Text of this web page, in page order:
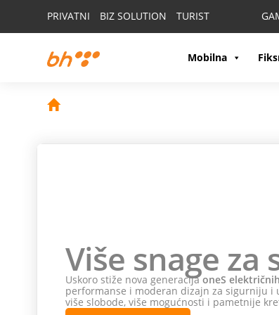
PRIVATNI BIZ SOLUTION TURIST
Mobilna
Više snage za
Uskoro stiže nova generacijaoneS
performanse i moderan dizajn za sigurniju i
više slobode, više mogućnosti i pametnije